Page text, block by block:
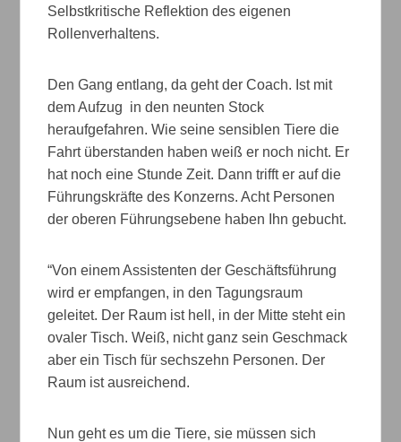
Selbstkritische Reflektion des eigenen
Rollenverhaltens.
Den Gang entlang, da geht der Coach. Ist mit
dem Aufzug in den neunten Stock
heraufgefahren. Wie seine sensiblen Tiere die
Fahrt überstanden haben weiß er noch nicht. Er
hat noch eine Stunde Zeit. Dann trifft er auf die
Führungskräfte des Konzerns. Acht Personen
der oberen Führungsebene haben Ihn gebucht.
“Von einem Assistenten der Geschäftsführung
wird er empfangen, in den Tagungsraum
geleitet. Der Raum ist hell, in der Mitte steht ein
ovaler Tisch. Weiß, nicht ganz sein Geschmack
aber ein Tisch für sechszehn Personen. Der
Raum ist ausreichend.
Nun geht es um die Tiere, sie müssen sich